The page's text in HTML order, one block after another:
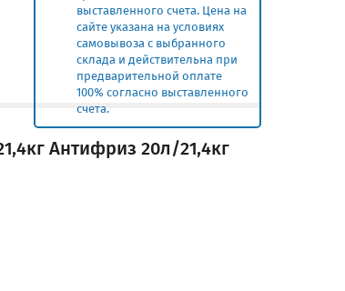
выставленного счета. Цена на
сайте указана на условиях
самовывоза с выбранного
склада и действительна при
предварительной оплате
100% согласно выставленного
счета.
Антифриз 20л/21,4кг